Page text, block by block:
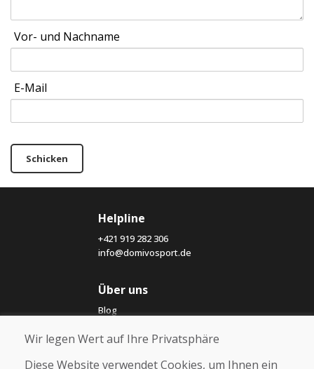
Vor- und Nachname
E-Mail
Schicken
Helpline
+421 919 282 306
info@domivosport.de
Über uns
Blog
Geschäft
Wir legen Wert auf Ihre Privatsphäre
Diese Website verwendet Cookies, um Ihnen ein